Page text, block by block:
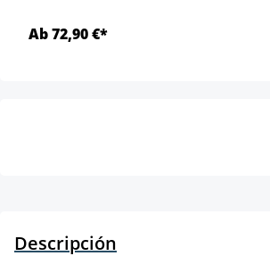
Ab 72,90 €*
Descripción